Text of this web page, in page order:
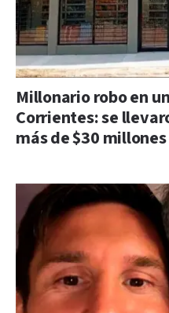
Millonario robo en
Corrientes: se
más de $30 millones